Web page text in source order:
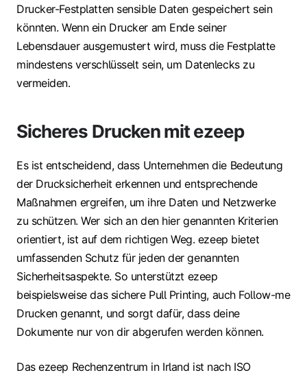
Drucker-Festplatten sensible Daten gespeichert sein
könnten. Wenn ein Drucker am Ende seiner
Lebensdauer ausgemustert wird, muss die Festplatte
mindestens verschlüsselt sein, um Datenlecks zu
vermeiden.
Sicheres Drucken mit ezeep
Es ist entscheidend, dass Unternehmen die Bedeutung
der Drucksicherheit erkennen und entsprechende
Maßnahmen ergreifen, um ihre Daten und Netzwerke
zu schützen. Wer sich an den hier genannten Kriterien
orientiert, ist auf dem richtigen Weg. ezeep bietet
umfassenden Schutz für jeden der genannten
Sicherheitsaspekte. So unterstützt ezeep
beispielsweise das sichere Pull Printing, auch Follow-me
Drucken genannt, und sorgt dafür, dass deine
Dokumente nur von dir abgerufen werden können.
Das ezeep Rechenzentrum in Irland ist nach ISO